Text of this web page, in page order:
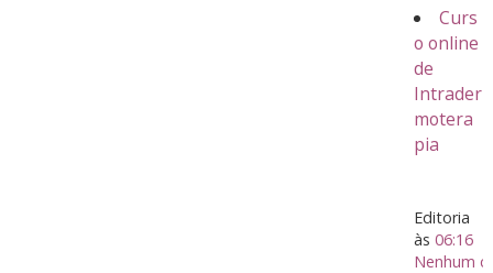
Curs
o online
de
Intrader
motera
pia
Editoria
às 06:16
Nenhum